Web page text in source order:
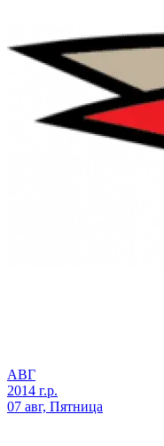
АВГ
2014 г.р.
07 авг, Пятница